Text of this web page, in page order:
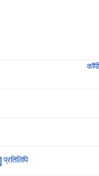
कॉपी
प्रतिलिपि